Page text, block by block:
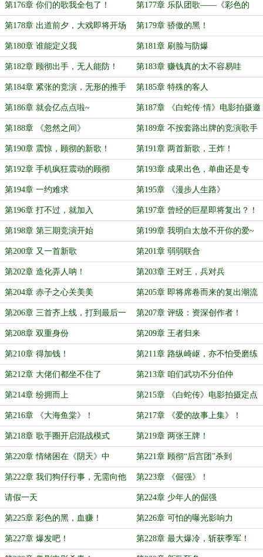
第176章 你们的歌我全包了！ 第177章 乐队团歌——《彩色的
黑》！
第178章 出道前夕，大戏即将开场 第179章 骄傲的黑！
第180章 谁能定义我 第181章 刷脸与防爆
第182章 顾彻出手，无人能防！ 第183章 赚钱真的太不容易哇
第184章 紧张的竞演，无形的推手 第185章 特殊的客人
第186章 就会亿点点啦~ 第187章 《白蛇传·情》电影拍摄邀
请
第188章 《忽然之间》 第189章 不按套路出牌的竞演歌手
们
第190章 震惊，顾彻的新歌！ 第191章 两首新歌，王炸！
第192章 手机疯狂震动的顾彻 第193章 成果出色，单曲还是专
辑？
第194章 一约难求 第195章 《漫步人生路》
第196章 打不过，就加入 第197章 曾经的巨星即将复出？！
第198章 第三期竞演开始 第199章 我明白太放不开你的爱~
第200章 又一首新歌 第201章 弱弱联合
第202章 造化弄人呐！ 第203章 王对王，兵对兵
第204章 赤子之心关美美 第205章 即将席卷而来的复出潮流
第206章 三首齐上线，打到最后一
刻
第207章 评级：资深创作者！
第208章 双重身份 第209章 王者归来
第210章 得加钱！ 第211章 路纵崎岖，亦不怕受磨练
第212章 大佬们都坐不住了 第213章 咱们武功不分伯仲
第214章 纷拥而上 第215章 《白蛇传》电影拍摄定点
第216章 《大海鱼棠》！ 第217章 《爱的故事上集》！
第218章 歌手圈开启混战模式 第219章 两张王牌！
第220章 情绪困在《阴天》中 第221章 顾彻“后宫团”杀到
第222章 我们狗仔行事，无需向他
人解释
第223章 《倔强》！
请假一天 第224章 少年人的倔强
第225章 彩色的黑，血赚！ 第226章 可怕的曝光影响力
第227章 爆发吧！ 第228章 最大爆冷，斩获季军！